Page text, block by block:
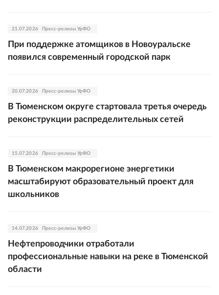
21.07.2026 Пресс-релизы УрФО
При поддержке атомщиков в Новоуральске
появился современный городской парк
20.07.2026 Пресс-релизы УрФО
В Тюменском округе стартовала третья очередь
реконструкции распределительных сетей
15.07.2026 Пресс-релизы УрФО
В Тюменском макрорегионе энергетики
масштабируют образовательный проект для
школьников
14.07.2026 Пресс-релизы УрФО
Нефтепроводчики отработали
профессиональные навыки на реке в Тюменской
области